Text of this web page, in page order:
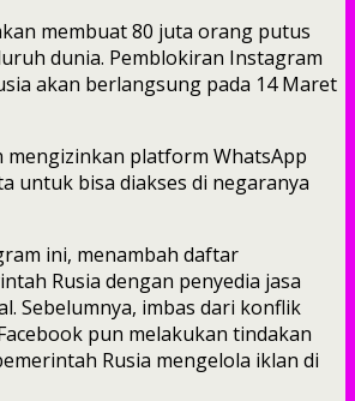
membuat 80 juta orang putus
dunia. Pemblokiran Instagram
akan berlangsung pada 14 Maret
mengizinkan platform WhatsApp
untuk bisa diakses di negaranya
ini, menambah daftar
Rusia dengan penyedia jasa
Sebelumnya, imbas dari konflik
pun melakukan tindakan
Rusia mengelola iklan di